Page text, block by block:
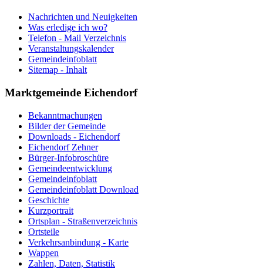
Nachrichten und Neuigkeiten
Was erledige ich wo?
Telefon - Mail Verzeichnis
Veranstaltungskalender
Gemeindeinfoblatt
Sitemap - Inhalt
Marktgemeinde Eichendorf
Bekanntmachungen
Bilder der Gemeinde
Downloads - Eichendorf
Eichendorf Zehner
Bürger-Infobroschüre
Gemeindeentwicklung
Gemeindeinfoblatt
Gemeindeinfoblatt Download
Geschichte
Kurzportrait
Ortsplan - Straßenverzeichnis
Ortsteile
Verkehrsanbindung - Karte
Wappen
Zahlen, Daten, Statistik